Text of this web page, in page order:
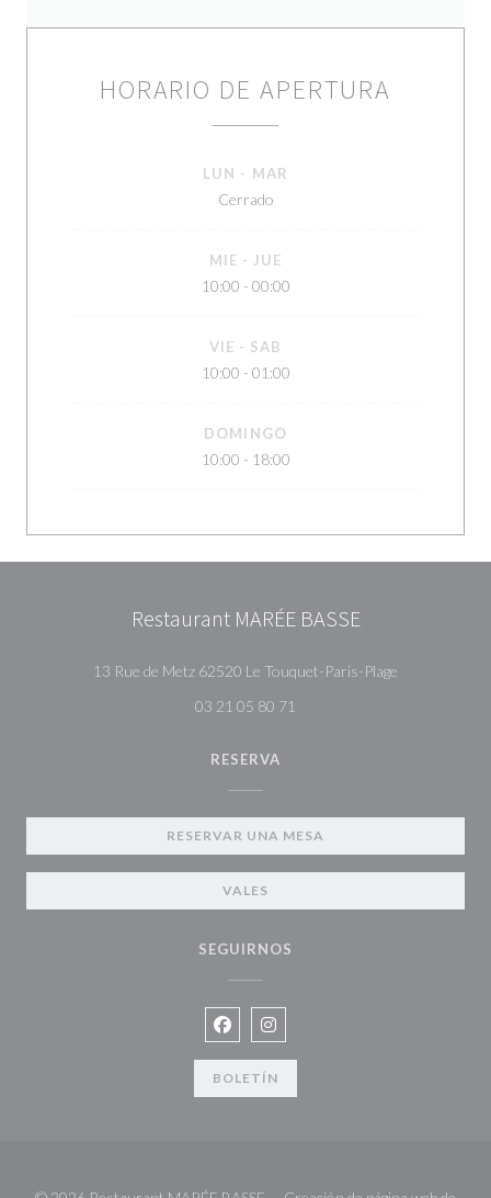
HORARIO DE APERTURA
LUN - MAR
Cerrado
MIE - JUE
10:00 - 00:00
VIE - SAB
10:00 - 01:00
DOMINGO
10:00 - 18:00
Restaurant MARÉE BASSE
13 Rue de Metz 62520 Le Touquet-Paris-Plage
03 21 05 80 71
RESERVA
RESERVAR UNA MESA
VALES
SEGUIRNOS
Facebook ((abre en una nueva
Instagram ((abre en una
BOLETÍN